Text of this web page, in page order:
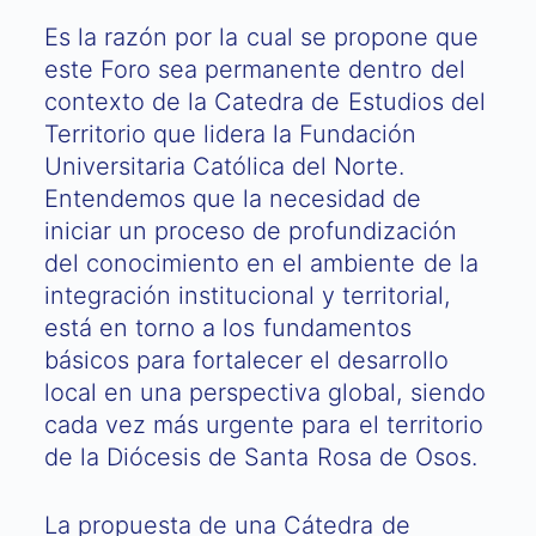
Es la razón por la cual se propone que
este Foro sea permanente dentro del
contexto de la Catedra de Estudios del
Territorio que lidera la Fundación
Universitaria Católica del Norte.
Entendemos que la necesidad de
iniciar un proceso de profundización
del conocimiento en el ambiente de la
integración institucional y territorial,
está en torno a los fundamentos
básicos para fortalecer el desarrollo
local en una perspectiva global, siendo
cada vez más urgente para el territorio
de la Diócesis de Santa Rosa de Osos.
La propuesta de una Cátedra de